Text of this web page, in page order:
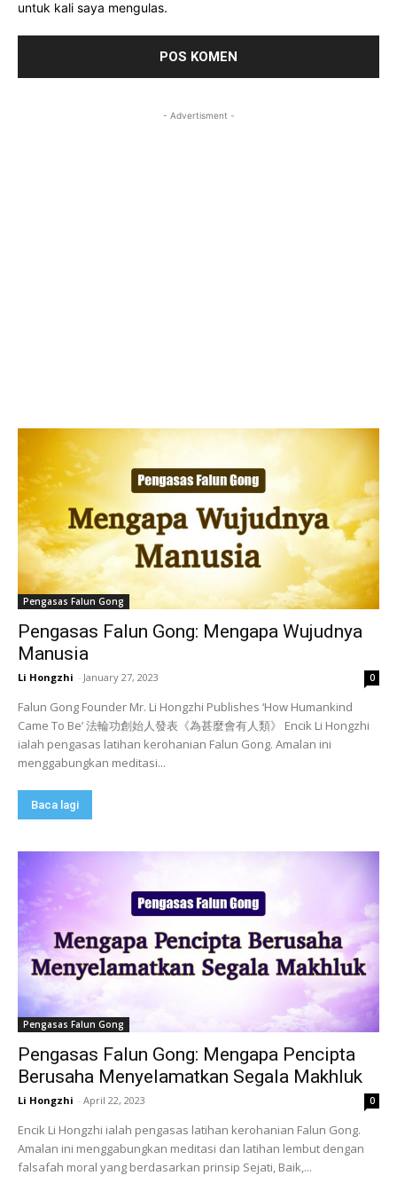
untuk kali saya mengulas.
- Advertisment -
Pengasas Falun Gong
Pengasas Falun Gong: Mengapa Wujudnya
Manusia
Li Hongzhi - January 27, 2023 0
Falun Gong Founder Mr. Li Hongzhi Publishes ‘How Humankind
Came To Be’ 法輪功創始人發表《為甚麼會有人類》 Encik Li Hongzhi
ialah pengasas latihan kerohanian Falun Gong. Amalan ini
menggabungkan meditasi...
Baca lagi
Pengasas Falun Gong
Pengasas Falun Gong: Mengapa Pencipta
Berusaha Menyelamatkan Segala Makhluk
Li Hongzhi - April 22, 2023 0
Encik Li Hongzhi ialah pengasas latihan kerohanian Falun Gong.
Amalan ini menggabungkan meditasi dan latihan lembut dengan
falsafah moral yang berdasarkan prinsip Sejati, Baik,...